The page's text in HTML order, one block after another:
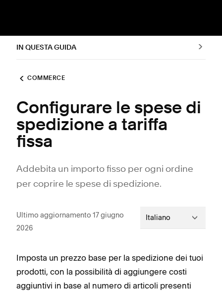
IN QUESTA GUIDA
COMMERCE
Configurare le spese di
spedizione a tariffa
fissa
Addebita un importo fisso per ogni ordine
per coprire le spese di spedizione.
Ultimo aggiornamento 17 giugno
2026
Italiano
Imposta un prezzo base per la spedizione dei tuoi
prodotti, con la possibilità di aggiungere costi
aggiuntivi in base al numero di articoli presenti